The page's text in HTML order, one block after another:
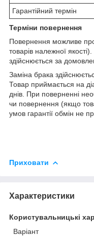
Гарантійний термін
Терміни повернення
Повернення можливе
товарів належної
здійснюється за
Заміна брака
Товар приймається на
днів. При поверненні
чи повернення (якщо
умов гарантії обмін не
Приховати
Характеристики
Користувальницькі
Варіант